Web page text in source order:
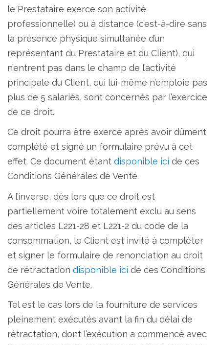
le Prestataire exerce son activité
professionnelle) ou à distance (c’est-à-dire sans
la présence physique simultanée d’un
représentant du Prestataire et du Client), qui
n’entrent pas dans le champ de l’activité
principale du Client, qui lui-même n’emploie pas
plus de 5 salariés, sont concernés par l’exercice
de ce droit.
Ce droit pourra être exercé après avoir dûment
complété et signé un formulaire prévu à cet
effet. Ce document étant disponible ici de ces
Conditions Générales de Vente.
A l’inverse, dès lors que ce droit est
partiellement voire totalement exclu au sens
des articles L221-28 et L221-2 du code de la
consommation, le Client est invité à compléter
et signer le formulaire de renonciation au droit
de rétractation disponible ici de ces Conditions
Générales de Vente.
Tel est le cas lors de la fourniture de services
pleinement exécutés avant la fin du délai de
rétractation, dont l’exécution a commencé avec